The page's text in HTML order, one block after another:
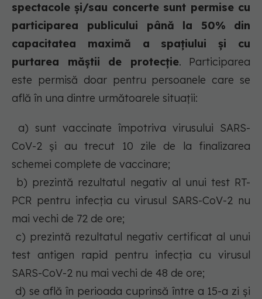
spectacole și/sau concerte sunt permise cu
participarea publicului până la 50%
din
capacitatea maximă a spațiului și cu
purtarea măștii de protecție. Participarea
este permisă doar pentru persoanele care se
află în una dintre următoarele situații:
a) sunt vaccinate împotriva virusului SARS-
CoV-2 și au trecut 10 zile de la finalizarea
schemei complete de vaccinare;
b) prezintă rezultatul negativ al unui test RT-
PCR pentru infecția cu virusul SARS-CoV-2 nu
mai vechi de 72 de ore;
c) prezintă rezultatul negativ certificat al unui
test antigen rapid pentru infecția cu virusul
SARS-CoV-2 nu mai vechi de 48 de ore;
d) se află în perioada cuprinsă între a 15-a zi și